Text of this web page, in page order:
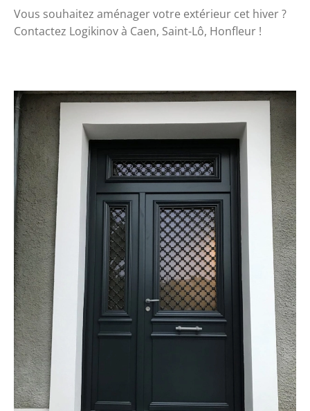
Vous souhaitez aménager votre extérieur cet hiver ?
Contactez Logikinov à Caen, Saint-Lô, Honfleur !